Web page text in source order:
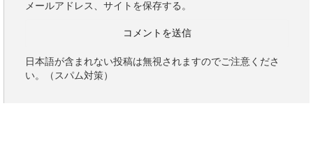
メールアドレス、サイトを保存する。
日本語が含まれない投稿は無視されますのでご注意くださ
い。（スパム対策）